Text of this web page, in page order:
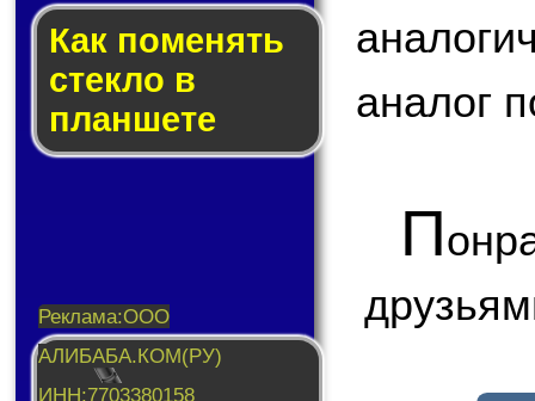
Как по­ме­нять
стек­ло в
планшете
аналог
П